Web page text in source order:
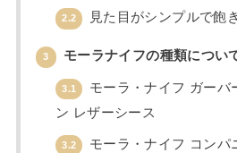
2.2 見た目がシンプルで飽
3 モーラナイフの種類につい
3.1
モーラ・ナイフ ガーバ
ン レザーシース
3.2 モーラ・ナイフ コンパ